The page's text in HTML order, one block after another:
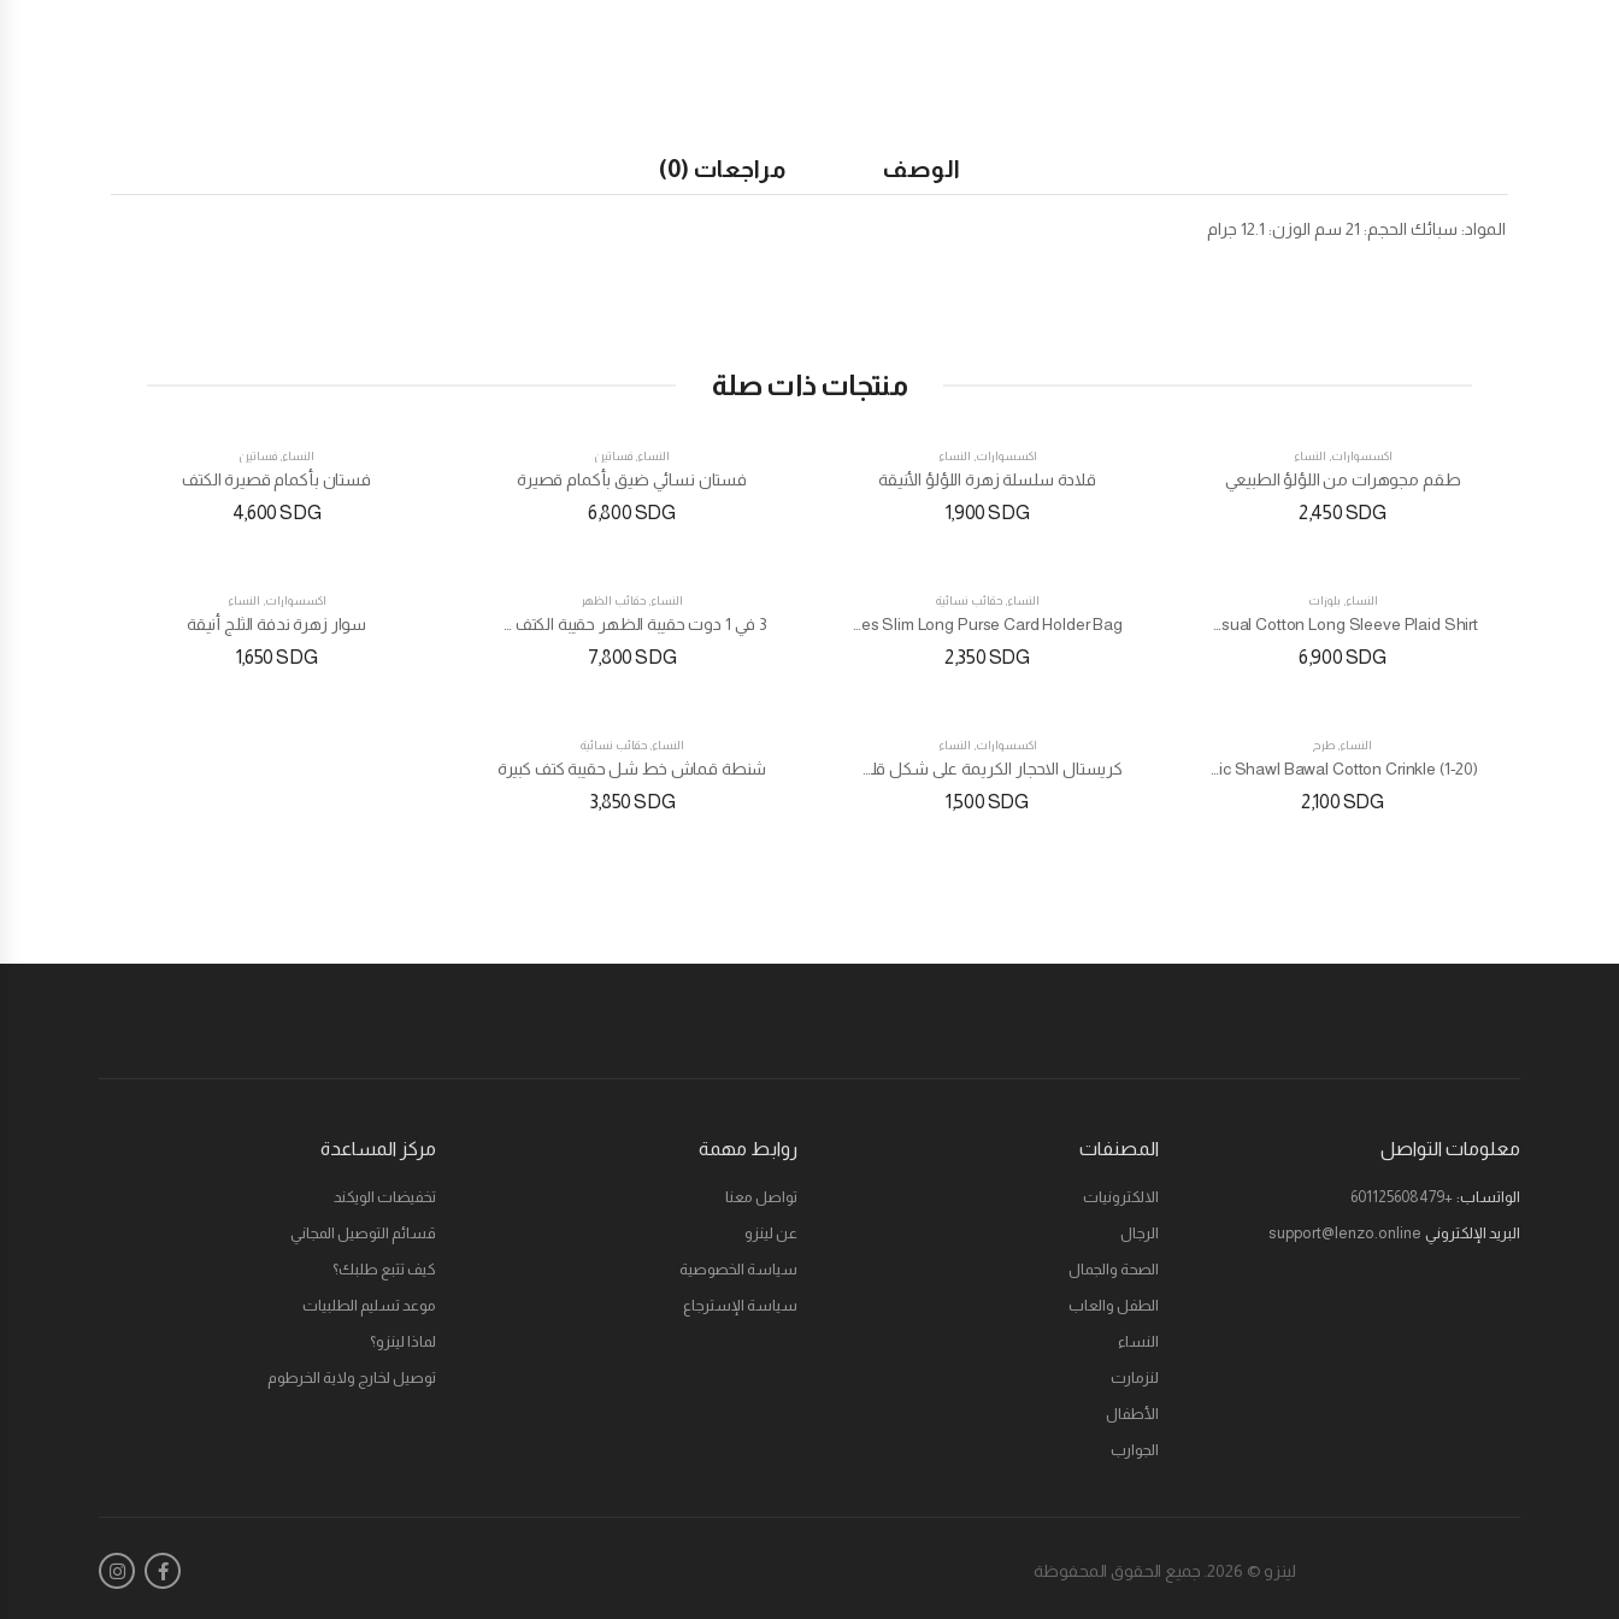
الوصف مراجعات (0)
المواد: سبائك الحجم: 21 سم الوزن: 12.1 جرام
منتجات ذات صلة
اكسسوارات, النساء
طقم مجوهرات من اللؤلؤ الطبيعي
2,450SDG
اكسسوارات, النساء
قلادة سلسلة زهرة اللؤلؤ الأنيقة
1,900SDG
النساء, فساتين
فستان نسائي ضيق بأكمام قصيرة
6,800SDG
النساء, فساتين
فستان بأكمام قصيرة الكتف
4,600SDG
النساء, بلوزات
Ladies Casual Cotton Long Sleeve Plaid Shirt
6,900SDG
النساء,حقائب نسائية
Ladies Slim Long Purse Card Holder Bag
2,350SDG
النساء, حقائب الظهر
3 في 1 دوت حقيبة الظهر حقيبة الكتف ومحفظة
7,800SDG
اكسسوارات, النساء
سوار زهرة ندفة الثلج أنيقة
1,650SDG
النساء, طرح
Hijab Muslim Basic Shawl Bawal Cotton Crinkle (1-20)
2,100SDG
اكسسوارات, النساء
كريستال الاحجار الكريمة على شكل قلب قلادة
1,500SDG
النساء,حقائب نسائية
شنطة قماش خط شل حقيبة كتف كبيرة
3,850SDG
معلومات التواصل
الواتساب: +601125608479
البريد الإلكتروني support@lenzo.online
المصنفات
الالكترونيات
الرجال
الصحة والجمال
الطفل والعاب
النساء
لنزمارت
الأطفال
الجوارب
روابط مهمة
تواصل معنا
عن لينزو
سياسة الخصوصية
سياسة الإسترجاع
مركز المساعدة
تخفيضات الويكند
قسائم التوصيل المجاني
كيف تتبع طلبك؟
موعد تسليم الطلبيات
لماذا لينزو؟
توصيل لخارج ولاية الخرطوم
لينزو © 2026. جميع الحقوق المحفوظة